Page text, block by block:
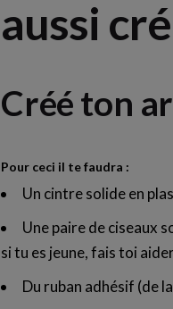
aussi
Créé ton
Pour ceci il te faudra :
Un cintre solide en
Une paire de ciseaux
si tu es jeune, fais toi
Du ruban adhésif (de